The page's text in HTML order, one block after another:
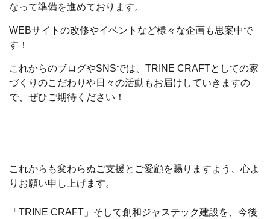
なって準備を進めております。
WEBサイトの改修やイベントなど様々な企画も思案中で
す！
これからのブログやSNSでは、TRINE CRAFTとしての家
づくりのこだわりや日々の活動もお届けしていきますの
で、ぜひご期待ください！
これからも変わらぬご支援とご愛顧を賜りますよう、心よ
りお願い申し上げます。
「TRINE CRAFT」そして創和ジャステック建設を、今後